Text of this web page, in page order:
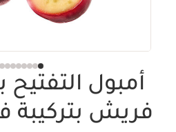
أمبول
فريش بتركيبة